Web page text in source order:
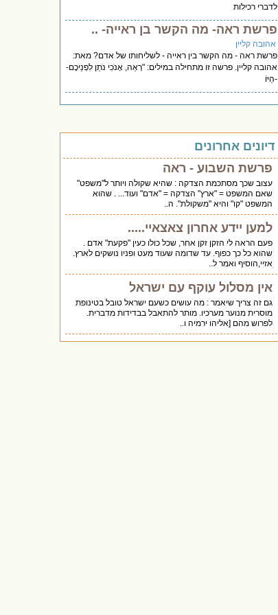
לדברי רכילות
פרשת ראה- מה הקשר בן ראייה- ..
אהובה קליין
פרשת ראה - מה הקשר בין ראייה - לשליחותו של אדם? מאת:
אהובה קליין. פרשה זו מתחילה במילים: "רְאֵה, אָנֹכִי נֹתֵן לִפְנֵיכֶם-
-הַיּוֹ
דיונים אחרונים
פרשת השבוע - ראה
עצוב שכך מסתכמת הצדקה : שהיא שקולה ויותר ל"משפט"
שאם המשפט = "ארץ" הצדקה = "אדם" ועוד... . שהוא
המשפט "קו" והיא "משקולת". ה..
למען יידע אחרון צאצאיי.....
פעם הראה לי הזקן זקן אחר, שכל כולו כעין "פקעת" אדם .
שהוא כל כך כפוף. עד שדומה שעוד מעט ופניו נושקים לארץ.
אזיי,הוסיף ואמר ל..
אין מסלול עוקף עם ישראל
גם זה צריך שיאמר : מה עושים כשעם ישראל טובל בטינופת
מוסרית מנוער מערכיו. מותר להתאבל בבדידות מדברית.
לפרוש מהם [אליהו ירמיה ו..